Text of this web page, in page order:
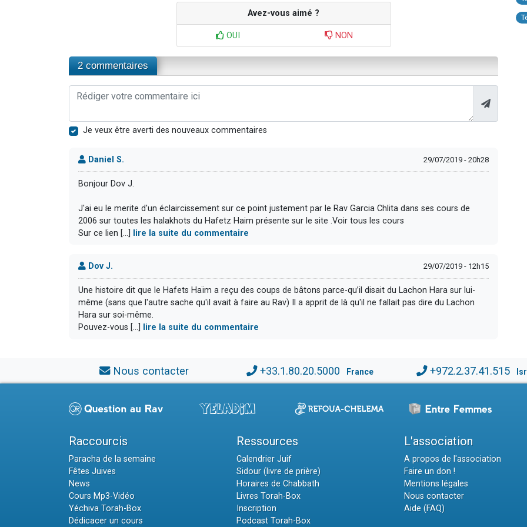
Avez-vous aimé ?
OUI NON
2 commentaires
Je veux être averti des nouveaux commentaires
Daniel S. 29/07/2019 - 20h28
Bonjour Dov J.
J'ai eu le merite d'un éclaircissement sur ce point justement par le Rav Garcia Chlita dans ses cours de
2006 sur toutes les halakhots du Hafetz Haim présente sur le site .Voir tous les cours
Sur ce lien [...]
lire la suite du commentaire
Dov J. 29/07/2019 - 12h15
Une histoire dit que le Hafets Haïm a reçu des coups de bâtons parce-qu’il disait du Lachon Hara sur lui-
même (sans que l'autre sache qu'il avait à faire au Rav) Il a apprit de là qu'il ne fallait pas dire du Lachon
Hara sur soi-même.
Pouvez-vous [...]
lire la suite du commentaire
Nous contacter +33.1.80.20.5000 France +972.2.37.41.515
Raccourcis
Paracha de la semaine
Fêtes Juives
News
Cours Mp3-Vidéo
Yéchiva Torah-Box
Dédicacer un cours
Ressources
Calendrier Juif
Sidour (livre de prière)
Horaires de Chabbath
Livres Torah-Box
Inscription
Podcast Torah-Box
L'association
A propos de l'association
Faire un don !
Mentions légales
Nous contacter
Aide (FAQ)